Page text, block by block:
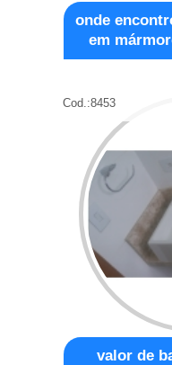
onde
em
Cod.:8453
valor de